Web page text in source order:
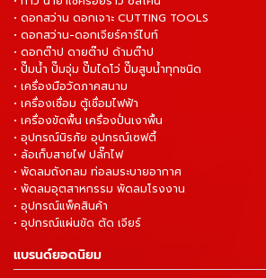
• ดอกสว่าน ดอกเจาะ CUTTING TOOLS
• ดอกสว่าน-ดอกเจียร์คาร์ไบท์
• ดอกต๊าป ดายต๊าป ด้ามต๊าป
• ปั๊มน้ำ ปั๊มจุ่ม ปั๊มไดโว่ ปั๊มสูบน้ำทุกชนิด
• เครื่องมือวัดภาคสนาม
• เครื่องเชื่อม ตู้เชื่อมไฟฟ้า
• เครื่องขัดพื้น เครื่องปั่นเงาพื้น
• อุปกรณ์นิรภัย อุปกรณ์เซฟตี้
• ล้อเก็บสายไฟ ปลั๊กไฟ
• พัดลมถังกลม ท่อลมระบายอากาศ
• พัดลมอุตสาหกรรม พัดลมโรงงาน
• อุปกรณ์แพ็คสินค้า
• อุปกรณ์แผ่นขัด ตัด เจียร์
แบรนด์ยอดนิยม